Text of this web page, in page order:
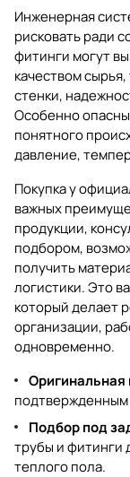
Инженерная
рисковать ради
фитинги могут
качеством
стенки,
Особенно
понятного
давление,
Покупка у
важных
продукции,
подбором,
получить
логистики. Это
который делает
организации,
одновременно.
Оригинальная
Подбор под
трубы и фитинги
теплого пола.